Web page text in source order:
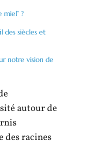
?
des siècles et
notre vision de
autour de
des racines